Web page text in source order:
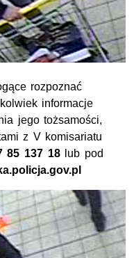
rozpoznać
informacje
jego tożsamości,
z V komisariatu
85 137 18lub pod